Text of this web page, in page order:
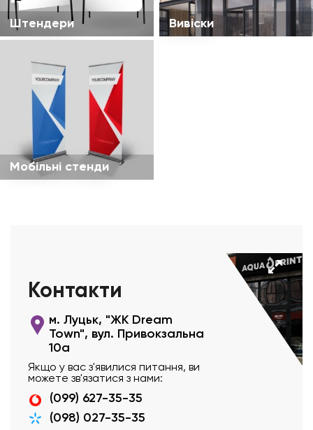
Штендери Вивіски
Мобільні стенди
Контакти
м. Луцьк, "ЖК Dream
Town", вул. Привокзальна
10а
Якщо у вас з'явилися питання, ви
можете зв'язатися з нами:
(099) 627-35-35
(098) 027-35-35